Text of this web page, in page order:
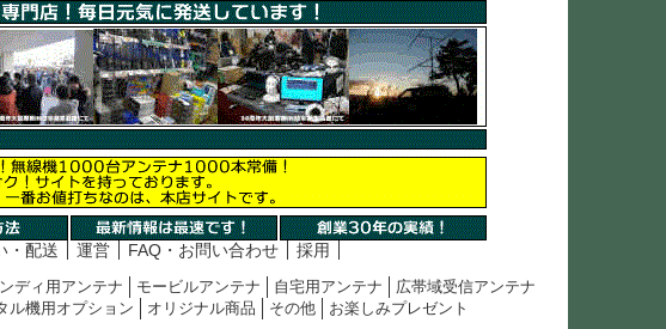
・配送 運営 FAQ・お問い合わせ 採用
ディ用アンテナ モービルアンテナ 自宅用アンテナ
広帯域受信アンテナ
ル機用オプション オリジナル商品 その他 お楽しみプレゼント